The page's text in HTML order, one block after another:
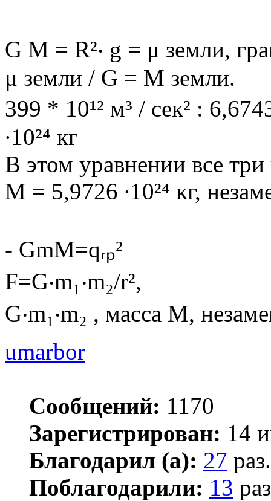
G M = R²‧ g = μ земли,
μ земли / G = M земли.
399 * 10¹² м³ / сек² :
∙10²⁴ кг
В этом уравнении все
M = 5,9726 ∙10²⁴ кг,
- GmM=qᵣₚ²
F=G‧m₁‧m₂/r²,
G‧m₁‧m₂ , масса М,
umarbor
Сообщений: 1170
Зарегистрирован: 14
Благодарил (а): 27 раз.
Поблагодарили: 13